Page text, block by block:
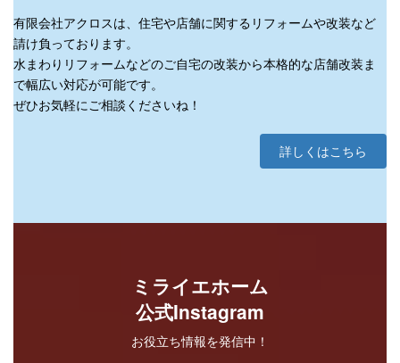
有限会社アクロスは、住宅や店舗に関するリフォームや改装など
請け負っております。
水まわりリフォームなどのご自宅の改装から本格的な店舗改装ま
で幅広い対応が可能です。
ぜひお気軽にご相談くださいね！
詳しくはこちら
ミライエホーム
公式Instagram
お役立ち情報を発信中！